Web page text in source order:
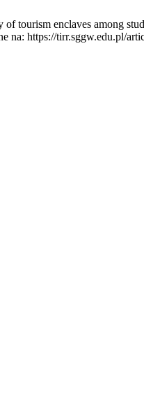
tourism enclaves among
na: https://tirr.sggw.edu.pl/